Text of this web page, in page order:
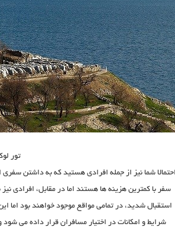
تور
سفر با کمترین هزینه ها هستند اما در مقابل، افرادی
استقبال شدید، در تمامی مواقع موجود خواهند بود اما
شرایط و امکانات در اختیار مسافران قرار داده می